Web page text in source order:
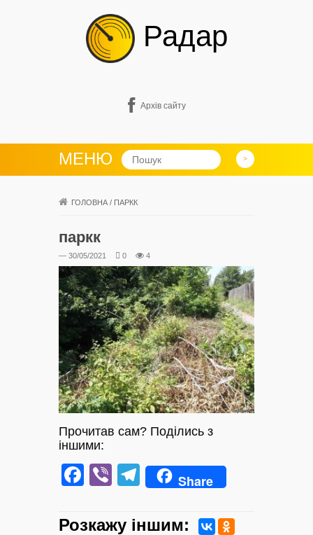
Радар
Архів сайту
МЕНЮ
ГОЛОВНА / ПАРКК
паркк
— 30/05/2021 0 4
Прочитав сам? Поділись з
іншими:
Facebook
ViberTelegram
Share
Розкажу iншим: